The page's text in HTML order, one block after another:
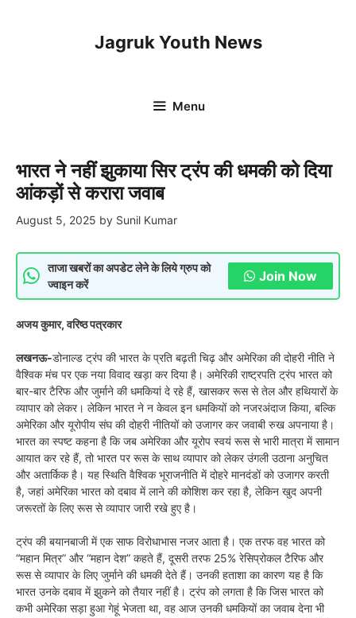
Jagruk Youth News
Menu
भारत ने नहीं झुकाया सिर ट्रंप की धमकी को दिया
आंकड़ों से करारा जवाब
August 5, 2025 by Sunil Kumar
ताजा खबरों का अपडेट लेने के लिये ग्रुप को
ज्वाइन करें
Join Now
अजय कुमार, वरिष्ठ पत्रकार
लखनऊ-डोनाल्ड ट्रंप की भारत के प्रति बढ़ती चिढ़ और अमेरिका की दोहरी नीति ने
वैश्विक मंच पर एक नया विवाद खड़ा कर दिया है। अमेरिकी राष्ट्रपति ट्रंप भारत को
बार-बार टैरिफ और जुर्माने की धमकियां दे रहे हैं, खासकर रूस से तेल और हथियारों के
व्यापार को लेकर। लेकिन भारत ने न केवल इन धमकियों को नजरअंदाज किया, बल्कि
अमेरिका और यूरोपीय संघ की दोहरी नीतियों को उजागर कर जवाबी रुख अपनाया है।
भारत का स्पष्ट कहना है कि जब अमेरिका और यूरोप स्वयं रूस से भारी मात्रा में सामान
आयात कर रहे हैं, तो भारत पर रूस के साथ व्यापार को लेकर उंगली उठाना अनुचित
और अतार्किक है। यह स्थिति वैश्विक भूराजनीति में दोहरे मानदंडों को उजागर करती
है, जहां अमेरिका भारत को दबाव में लाने की कोशिश कर रहा है, लेकिन खुद अपनी
जरूरतों के लिए रूस से व्यापार जारी रखे हुए है।
ट्रंप की बयानबाजी में एक साफ विरोधाभास नजर आता है। एक तरफ वह भारत को
“महान मित्र” और “महान देश” कहते हैं, दूसरी तरफ 25% रेसिप्रोकल टैरिफ और
रूस से व्यापार के लिए जुर्माने की धमकी देते हैं। उनकी हताशा का कारण यह है कि
भारत उनके दबाव में झुकने को तैयार नहीं है। ट्रंप को लगता है कि जिस भारत को
कभी अमेरिका सड़ा हुआ गेहूं भेजता था, वह आज उनकी धमकियों का जवाब देना भी